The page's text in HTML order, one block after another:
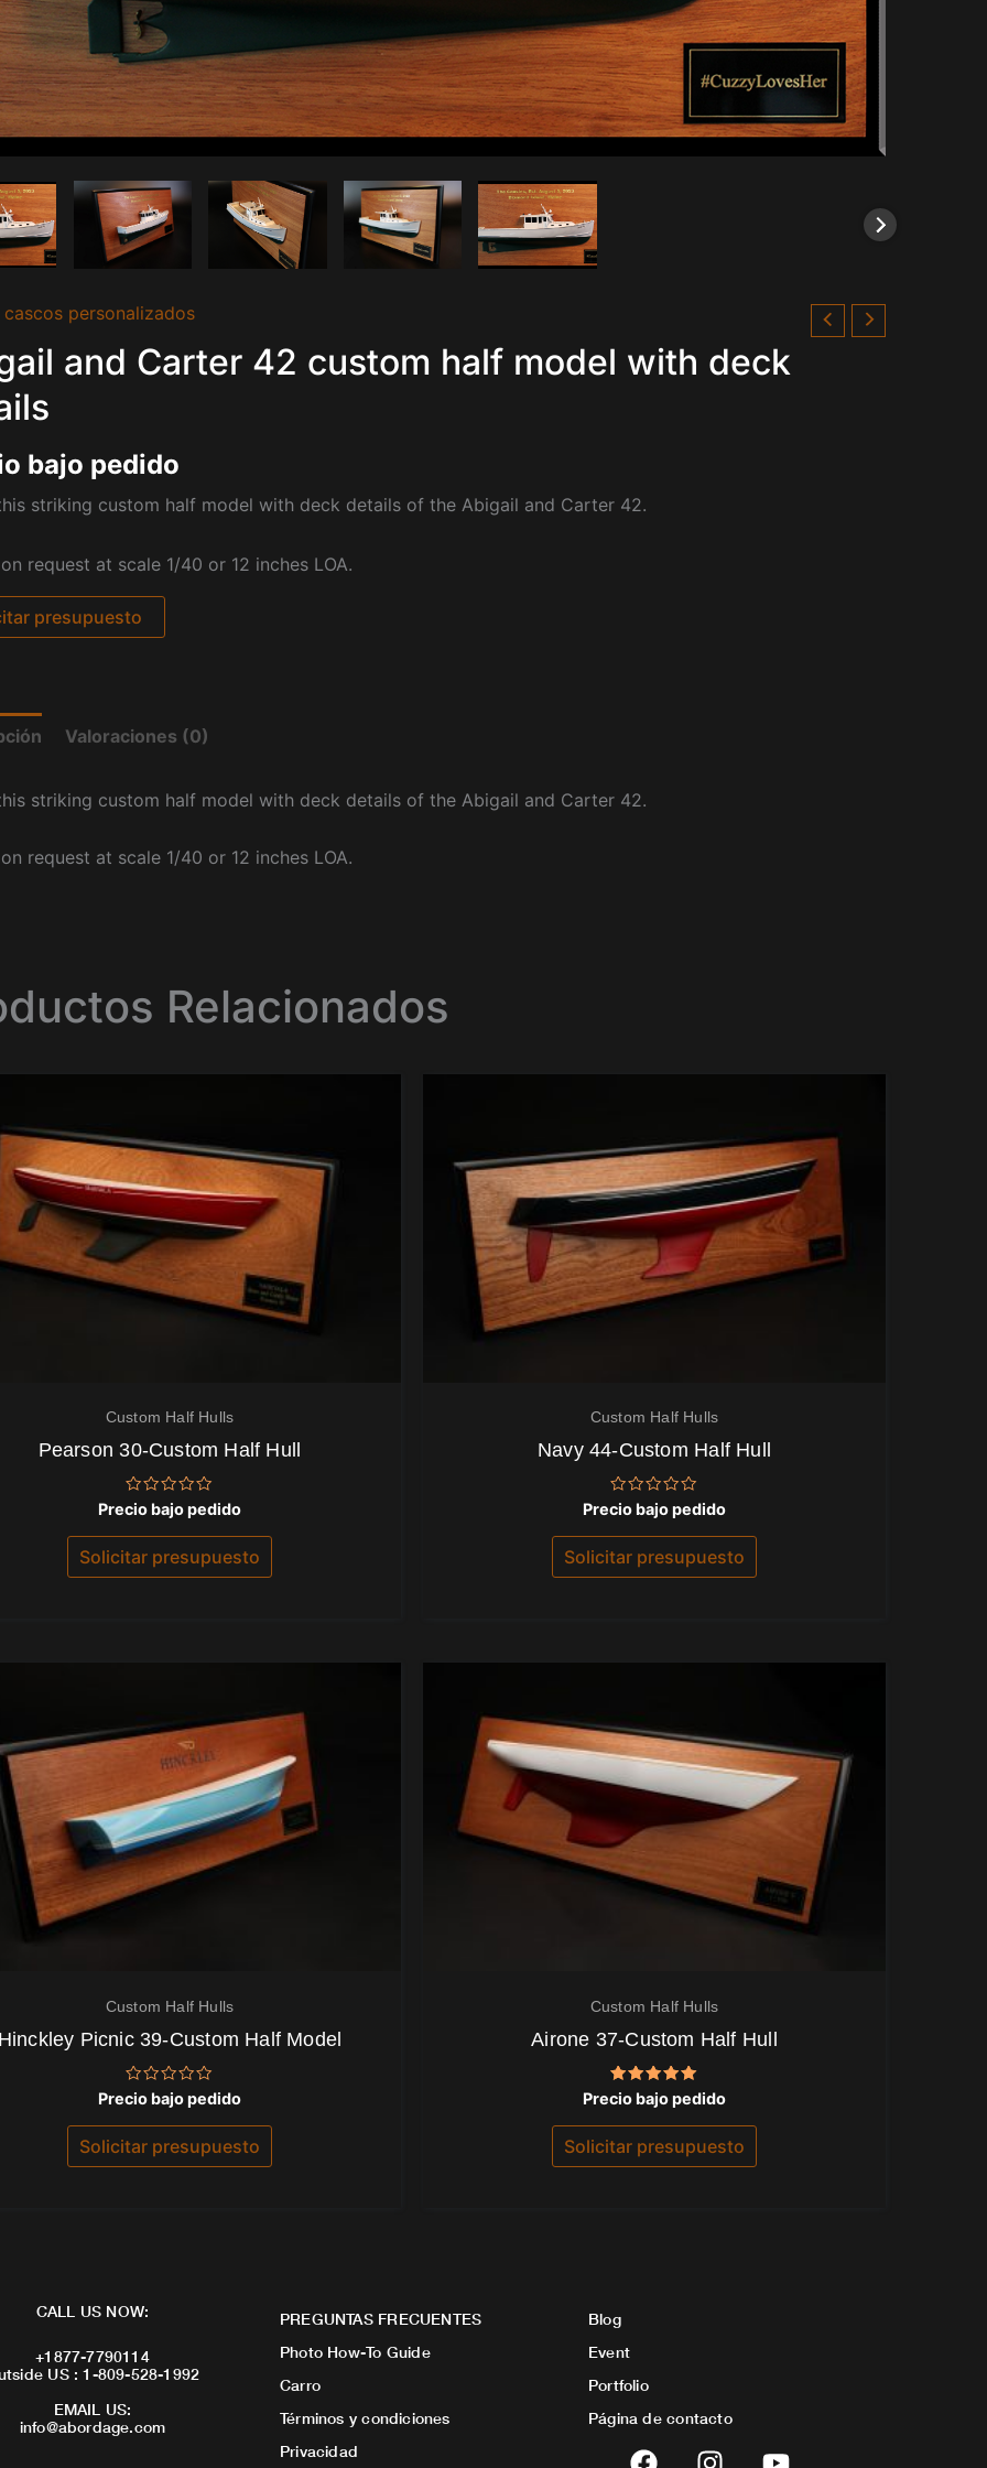
personalizados
and Carter 42 custom half model with deck
bajo pedido
striking custom half model with deck details of the Abigail and Carter 42.
request at scale 1/40 or 12 inches LOA.
presupuesto
Valoraciones (0)
striking custom half model with deck details of the Abigail and Carter 42.
request at scale 1/40 or 12 inches LOA.
Relacionados
Custom Half Hulls
Pearson 30-Custom Half Hull
Valorado
con
0
de
5
Precio bajo pedido
Solicitar presupuesto
Custom Half Hulls
Navy 44-Custom Half Hull
Valorado
con
0
de
5
Precio bajo pedido
Solicitar presupuesto
Custom Half Hulls
Picnic 39-Custom Half Model
Valorado
con
0
de
5
Precio bajo pedido
Solicitar presupuesto
Custom Half Hulls
Airone 37-Custom Half Hull
Valorado
con
5.00
Precio bajo pedido
Solicitar presupuesto
CALL US NOW:
+1877-7790114
US : 1-809-528-1992
EMAIL US:
info@abordage.com
PREGUNTAS FRECUENTES
Photo How-To Guide
Carro
Términos y condiciones
Privacidad
Blog
Event
Portfolio
Página de contacto
F
I
Y